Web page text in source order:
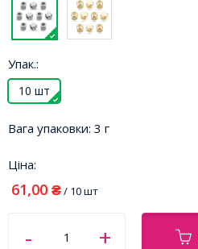
Упак.:
10 шт
Вага упаковки: 3 г
Ціна:
61,00 ₴/ 10 шт